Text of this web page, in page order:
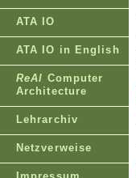
ATA IO
ATA IO in English
ReAl Computer
Architecture
Lehrarchiv
Netzverweise